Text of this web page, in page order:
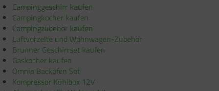
Campinggeschirr kaufen
Campingkocher kaufen
Campingzubehör kaufen
Luftvorzelte und Wohnwagen-Zubehör
Brunner Geschirrset kaufen
Gaskocher kaufen
Omnia Backofen Set
Kompressor Kühlbox 12V